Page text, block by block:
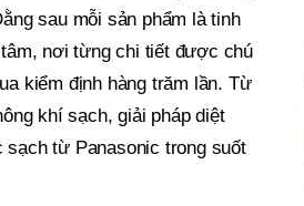
sau mỗi sản phẩm là tinh
tâm, nơi từng chi tiết được chú
kiểm định hàng trăm lần. Từ
khí sạch, giải pháp diệt
từ Panasonic trong suốt